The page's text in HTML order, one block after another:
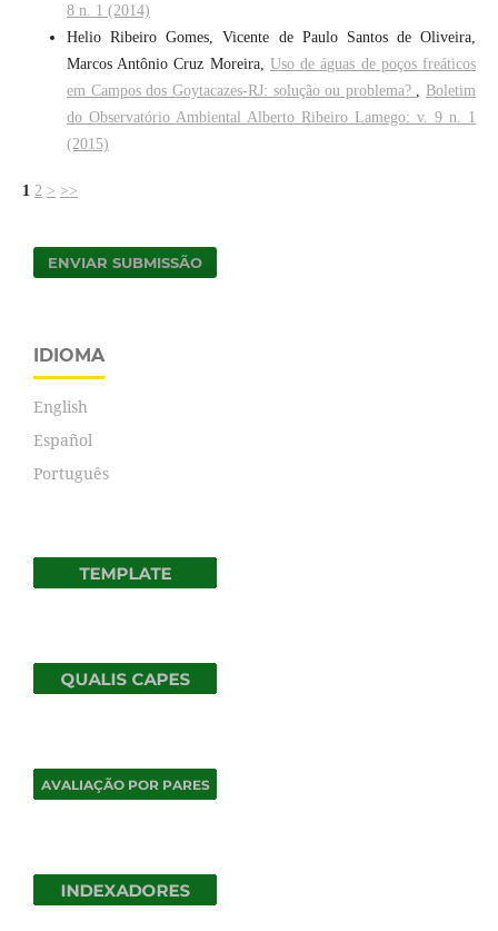
8 n. 1 (2014)
Helio Ribeiro Gomes, Vicente de Paulo Santos de Oliveira,
Marcos Antônio Cruz Moreira, Uso de águas de poços freáticos
em Campos dos Goytacazes-RJ: solução ou problema?
Boletim
do Observatório Ambiental Alberto Ribeiro Lamego: v. 9 n. 1
(2015)
1 2 > >>
ENVIAR SUBMISSÃO
IDIOMA
English
Español
Português